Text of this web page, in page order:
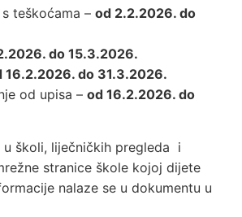
teškoćama – od 2.2.2026. do
do 15.3.2026.
16.2.2026. do 31.3.2026.
od upisa – od 16.2.2026. do
u školi, liječničkih pregleda i
stranice škole kojoj dijete
nalaze se u dokumentu u